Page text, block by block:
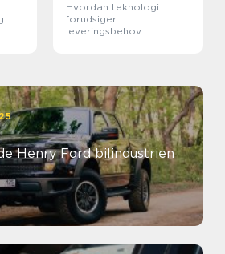
Hvordan teknologi
forudsiger
leveringsbehov
Henry Ford bilindustrien